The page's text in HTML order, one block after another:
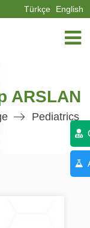
Türkçe English
ARSLAN
Pediatrics